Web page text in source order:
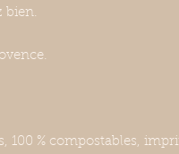
bien.
100 % compostables,